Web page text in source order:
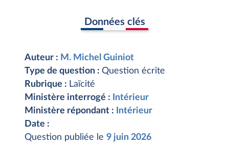
Données clés
Auteur : M. Michel Guiniot
Type de question : Question écrite
Rubrique : Laïcité
Ministère interrogé :
Intérieur
Ministère répondant :
Intérieur
Date :
Question publiée le 9 juin 2026